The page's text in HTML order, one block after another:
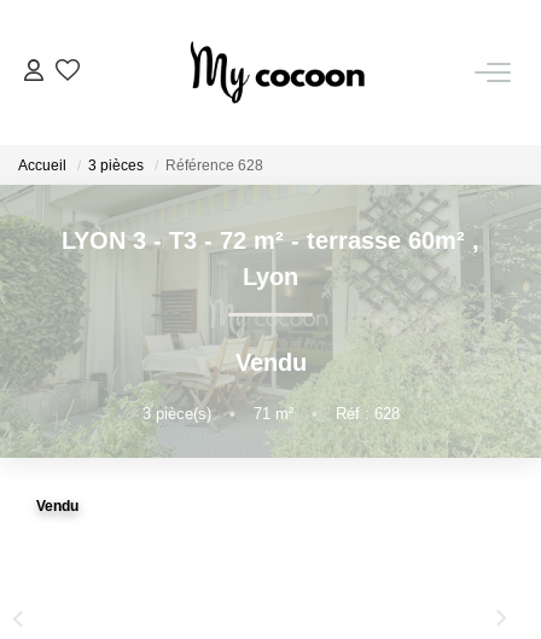
ESTIMATION IMMOBILIÈRE
NOS PRESTATIONS
CHASSE IMMOBILIÈRE
Accueil 3 pièces Référence 628
LYON 3 - T3 - 72 m² - terrasse 60m² ,
Lyon
Vendu
3pièce(s) • 71 m² • Réf : 628
Vendu